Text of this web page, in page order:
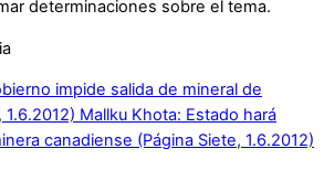
determinaciones sobre el tema.
impide salida de mineral de
1.6.2012) Mallku Khota: Estado hará
canadiense (Página Siete, 1.6.2012)